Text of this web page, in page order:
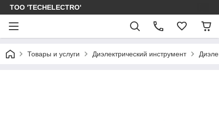
ТОО 'TECHELECTRO'
Товары и услуги Диэлектрический инструмент